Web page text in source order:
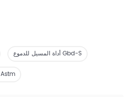
أداة المسيل للدموع Gbd-S
جهاز المسيل للدموع القياسي Astm